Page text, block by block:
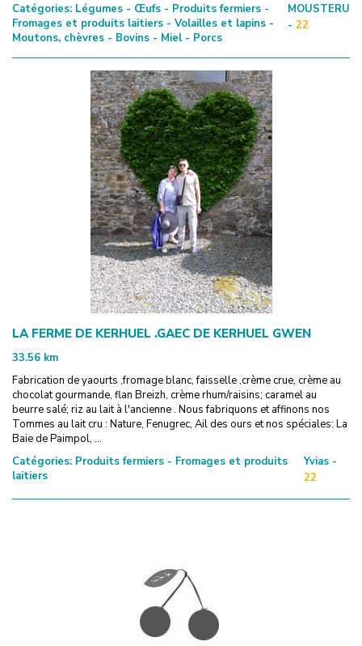
Catégories: Légumes - Œufs - Produits fermiers -
Fromages et produits laitiers - Volailles et lapins -
Moutons, chèvres - Bovins - Miel - Porcs
MOUSTERU
- 22
LA FERME DE KERHUEL .GAEC DE KERHUEL GWEN
33.56 km
Fabrication de yaourts ,fromage blanc, faisselle ,crème crue, crème au
chocolat gourmande, flan Breizh, crème rhum/raisins; caramel au
beurre salé; riz au lait à l'ancienne . Nous fabriquons et affinons nos
Tommes au lait cru : Nature, Fenugrec, Ail des ours et nos spéciales: La
Baie de Paimpol, ...
Catégories: Produits fermiers - Fromages et produits
laitiers
Yvias -
22